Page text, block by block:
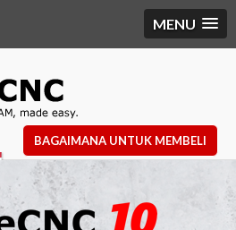
MENU
BAGAIMANA UNTUK MEMBELI